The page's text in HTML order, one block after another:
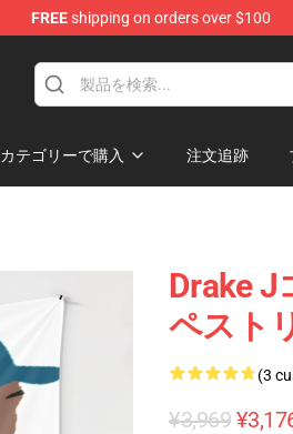
FREEshipping on orders over $100
カテゴリーで購入 注文追跡
Drake J
ペスト
(3
¥3,969